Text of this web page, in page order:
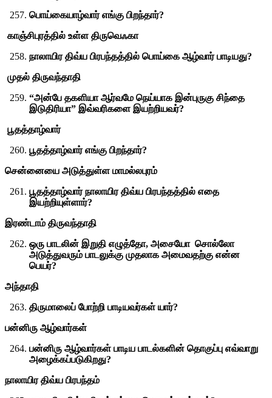
பொய்கையாழ்வார் எங்கு பிறந்தார்?
காஞ்சிபுரத்தில் உள்ள திருவெஃகா
நாலாயிர திவ்ய பிரபந்தத்தில் பொய்கை ஆழ்வார் பாடியது?
முதல் திருவந்தாதி
“அன்பே தகளியா ஆர்வமே நெய்யாக இன்புருகு சிந்தை
இடுதிரியா” இவ்வரிகளை இயற்றியவர்?
பூதத்தாழ்வார்
பூதத்தாழ்வார் எங்கு பிறந்தார்?
சென்னையை அடுத்துள்ள மாமல்லபுரம்
பூதத்தாழ்வார் நாலாயிர திவ்ய பிரபந்தத்தில் எதை
இயற்றியுள்ளார்?
இரண்டாம் திருவந்தாதி
ஒரு பாடலின் இறுதி எழுத்தோ, அசையோ சொல்லோ
அடுத்துவரும் பாடலுக்கு முதலாக அமைவதற்கு என்ன
பெயர்?
அந்தாதி
திருமாலைப் போற்றி பாடியவர்கள் யார்?
பன்னிரு ஆழ்வார்கள்
பன்னிரு ஆழ்வார்கள் பாடிய பாடல்களின் தொகுப்பு எவ்வாறு
அழைக்கப்படுகிறது?
நாலாயிர திவ்ய பிரபந்தம்